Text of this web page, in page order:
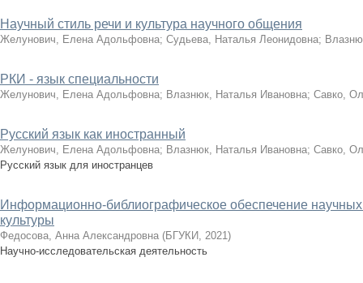
Научный стиль речи и культура научного общения
Желунович, Елена Адольфовна; Судьева, Наталья Леонидовна;
РКИ - язык специальности
Желунович, Елена Адольфовна; Влазнюк, Наталья Ивановна; Савко,
Русский язык как иностранный
Желунович, Елена Адольфовна; Влазнюк, Наталья Ивановна; Савко,
Русский язык для иностранцев
Информационно-библиографическое обеспечение
культуры
Федосова, Анна Александровна (БГУКИ, 2021)
Научно-исследовательская деятельность